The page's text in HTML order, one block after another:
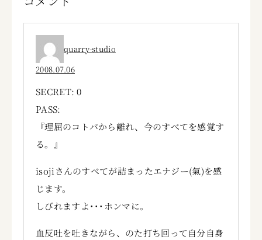
quarry-studio
2008.07.06
SECRET: 0
PASS:
『理屈のコトバから離れ、今のすべてを感覚す
る。』
isojiさんのすべてが詰まったエナジー(氣)を感
じます。
しびれますよ･･･ホンマに。
血反吐を吐きながら、のた打ち回って自分自身